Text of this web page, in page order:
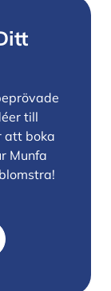
till
att boka
Munfa